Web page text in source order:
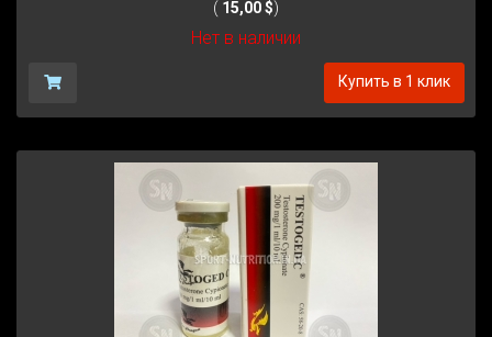
( 15,00 $)
Нет в наличии
Купить в 1 клик